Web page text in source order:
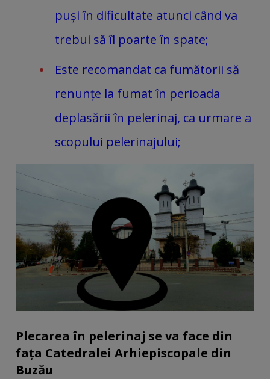
puși în dificultate atunci când va
trebui să îl poarte în spate;
Este recomandat ca fumătorii să
renunțe la fumat în perioada
deplasării în pelerinaj, ca urmare a
scopului pelerinajului;
Plecarea în pelerinaj se va face din
fața Catedralei Arhiepiscopale din
Buzău